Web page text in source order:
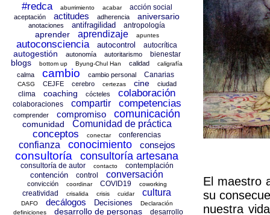
El maestro
su
nuestra
#redca aburrimiento acabar acción social
aceptación actitudes adherencia aniversario
anotaciones antifragilidad antropología
aprender aprendizaje apuntes
autoconsciencia autocontrol autocrítica
autogestión autonomía autoritarismo bienestar
blogs bottom up Byung-Chul Han calidad caligrafía
calma cambio cambio personal Canarias
CASG CEJFE cerebro certezas cine ciudad
clima coaching cócteles colaboración
colaboraciones compartir competencias
comprender compromiso comunicación
comunidad Comunidad de práctica
conceptos conectar conferencias
confianza conocimiento consejos
consultoría consultoría artesana
consultoría de autor contacto contemplación
contención control conversación
convicción coordinar COVID19 coworking
creatividad crisalida crisis cuidar cultura
DAFO decálogos Decisiones
Declaración
definiciones
desarrollo de personas
desarrollo